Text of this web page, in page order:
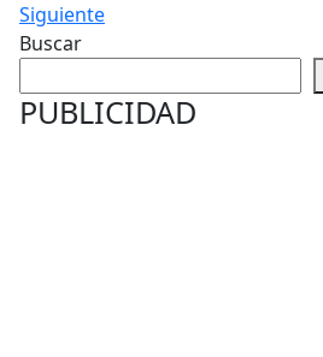
Siguiente
Buscar
PUBLICIDAD